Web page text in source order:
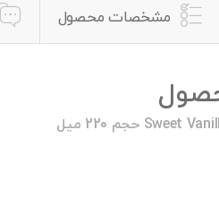
مشخصات محصول